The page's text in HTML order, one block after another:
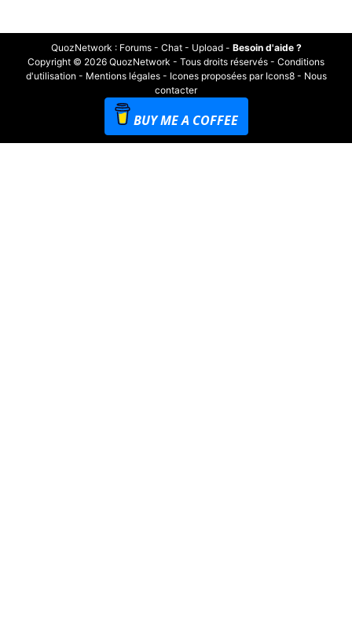
QuozNetwork : Forums- Chat- Upload- Besoin d'aide ?
Copyright © 2026 QuozNetwork - Tous droits réservés - Conditions
d'utilisation - Mentions légales- Icones proposées par Icons8- Nous
contacter
BUY ME A COFFEE